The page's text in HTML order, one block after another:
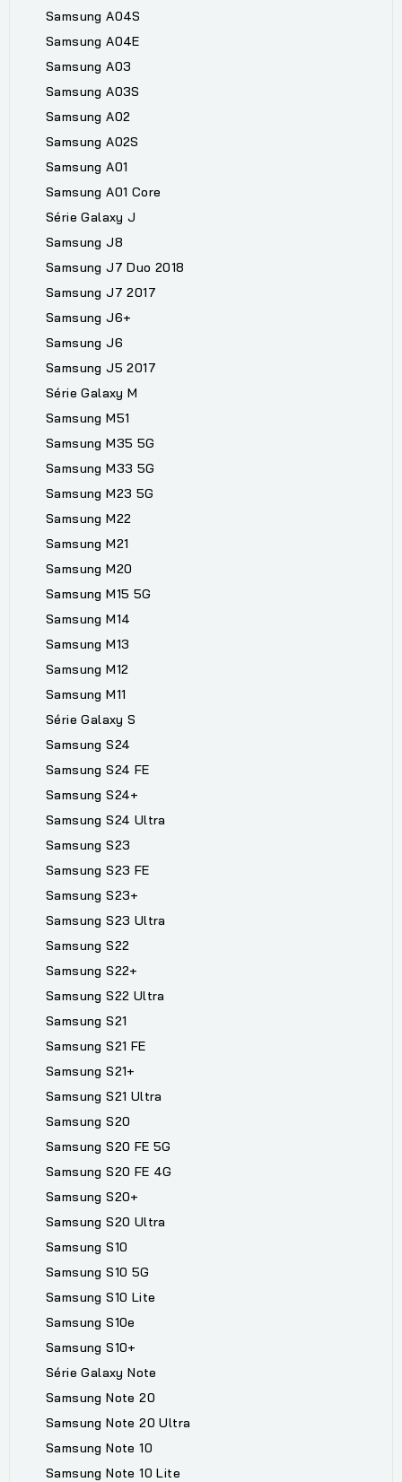
Samsung A04S
Samsung A04E
Samsung A03
Samsung A03S
Samsung A02
Samsung A02S
Samsung A01
Samsung A01 Core
Série Galaxy J
Samsung J8
Samsung J7 Duo 2018
Samsung J7 2017
Samsung J6+
Samsung J6
Samsung J5 2017
Série Galaxy M
Samsung M51
Samsung M35 5G
Samsung M33 5G
Samsung M23 5G
Samsung M22
Samsung M21
Samsung M20
Samsung M15 5G
Samsung M14
Samsung M13
Samsung M12
Samsung M11
Série Galaxy S
Samsung S24
Samsung S24 FE
Samsung S24+
Samsung S24 Ultra
Samsung S23
Samsung S23 FE
Samsung S23+
Samsung S23 Ultra
Samsung S22
Samsung S22+
Samsung S22 Ultra
Samsung S21
Samsung S21 FE
Samsung S21+
Samsung S21 Ultra
Samsung S20
Samsung S20 FE 5G
Samsung S20 FE 4G
Samsung S20+
Samsung S20 Ultra
Samsung S10
Samsung S10 5G
Samsung S10 Lite
Samsung S10e
Samsung S10+
Série Galaxy Note
Samsung Note 20
Samsung Note 20 Ultra
Samsung Note 10
Samsung Note 10 Lite